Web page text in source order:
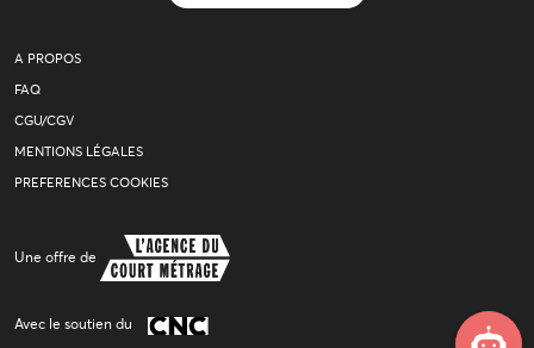
A PROPOS
FAQ
CGU/CGV
MENTIONS LÉGALES
PREFERENCES COOKIES
Une offre de
Avec le soutien du